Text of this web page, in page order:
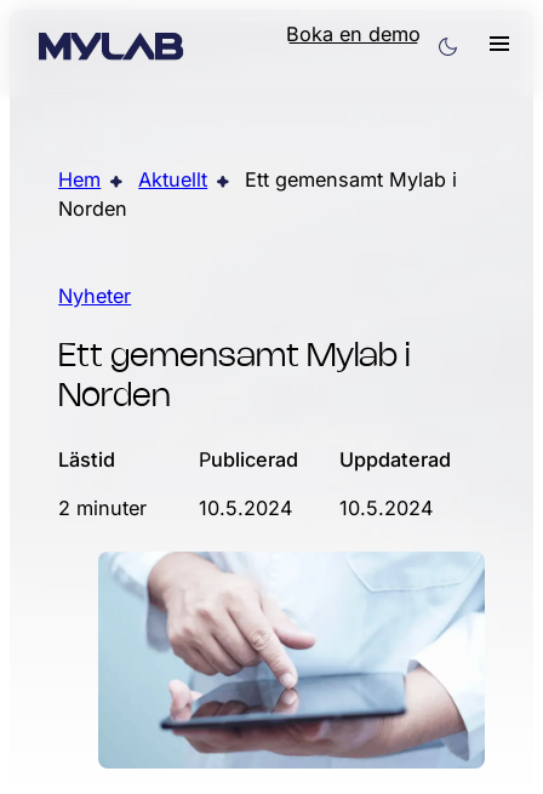
Boka en demo
Hem Aktuellt
Ett gemensamt Mylab i
Norden
Nyheter
Ett gemensamt Mylab i
Norden
Lästid
2 minuter
Publicerad
10.5.2024
Uppdaterad
10.5.2024